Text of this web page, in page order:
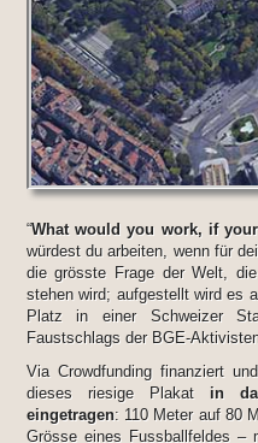
“What would you work, if
würdest du arbeiten, wenn für
die grösste Frage der Welt,
stehen wird; aufgestellt wird es
Platz in einer Schweizer
Faustschlags der BGE-
Via Crowdfunding finanziert
dieses riesige Plakat in
eingetragen: 110 Meter auf 80
Grösse eines Fussballfeldes –